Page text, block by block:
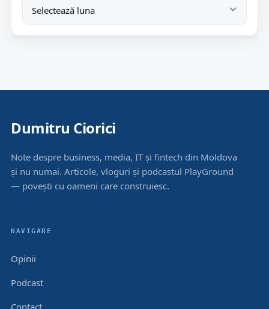
Dumitru Ciorici
Note despre business, media, IT și fintech din Moldova
și nu numai. Articole, vloguri și podcastul PlayGround
— povești cu oameni care construiesc.
NAVIGARE
Opinii
Podcast
Contact